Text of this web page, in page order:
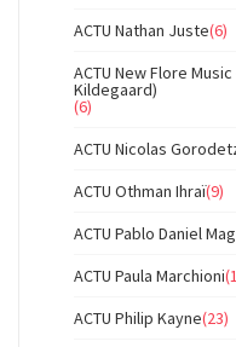
ACTU Nathan Juste(6)
ACTU New Flore
Kildegaard)
(6)
ACTU Nicolas
ACTU Othman Ihraï(9)
ACTU Pablo Daniel
ACTU Paula Marchioni
ACTU Philip Kayne(23)